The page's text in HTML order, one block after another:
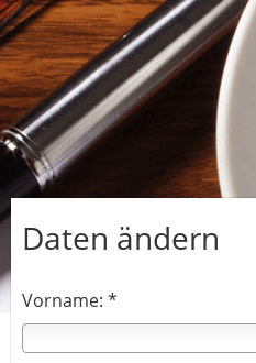
Daten ändern
Vorname: *